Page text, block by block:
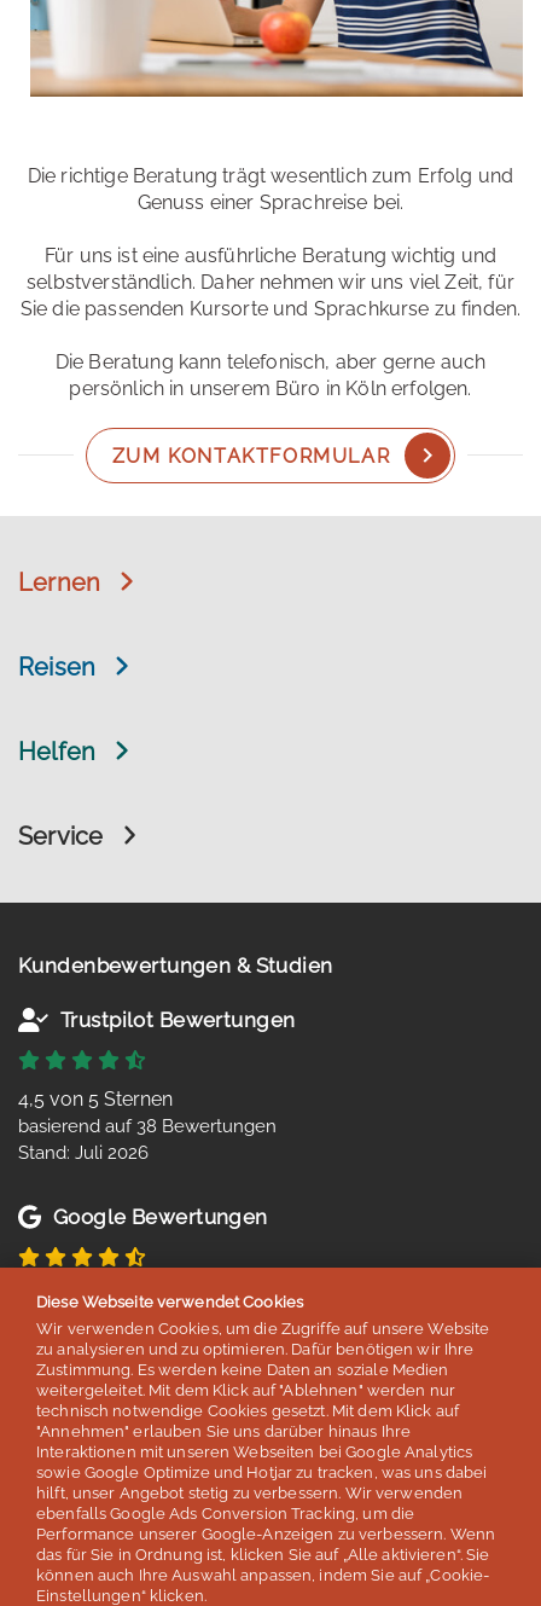
Die richtige Beratung trägt wesentlich zum Erfolg und
Genuss einer Sprachreise bei.
Für uns ist eine ausführliche Beratung wichtig und
selbstverständlich. Daher nehmen wir uns viel Zeit, für
Sie die passenden Kursorte und Sprachkurse zu finden.
Die Beratung kann telefonisch, aber gerne auch
persönlich in unserem Büro in Köln erfolgen.
ZUM KONTAKTFORMULAR
Lernen
Reisen
Helfen
Service
Kundenbewertungen & Studien
Trustpilot Bewertungen
4,5 von 5 Sternen
basierend auf 38 Bewertungen
Stand: Juli 2026
Google Bewertungen
4,8 von 5 Sternen
basierend auf 254 Bewertungen
Stand: Juli 2026
Top 5
der deutschen Sprachreisenveranstalter
laut Studie „Berufliche Weiterbildung 2026” des SZ Instituts
derSüddeutschen Zeitung
Mehr erfahren
Diese Webseite verwendet Cookies
Wir verwenden Cookies, um die Zugriffe auf unsere Website
zu analysieren und zu optimieren. Dafür benötigen wir Ihre
Zustimmung. Es werden keine Daten an soziale Medien
weitergeleitet. Mit dem Klick auf "Ablehnen" werden nur
technisch notwendige Cookies gesetzt. Mit dem Klick auf
"Annehmen" erlauben Sie uns darüber hinaus Ihre
Interaktionen mit unseren Webseiten bei Google Analytics
sowie Google Optimize und Hotjar zu tracken, was uns dabei
hilft, unser Angebot stetig zu verbessern. Wir verwenden
ebenfalls Google Ads Conversion Tracking, um die
Performance unserer Google-Anzeigen zu verbessern. Wenn
das für Sie in Ordnung ist, klicken Sie auf „Alle aktivieren“. Sie
können auch Ihre Auswahl anpassen, indem Sie auf „Cookie-
Einstellungen“ klicken.